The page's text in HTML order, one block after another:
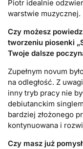
Piotr idealnie
warstwie muzycznej.
Czy możesz
tworzeniu piosenki
Twoje dalsze
Zupełnym novum
na odległość. Z
inny tryb pracy nie
debiutanckim
bardziej złożonego
kontynuowana i
Czy masz już